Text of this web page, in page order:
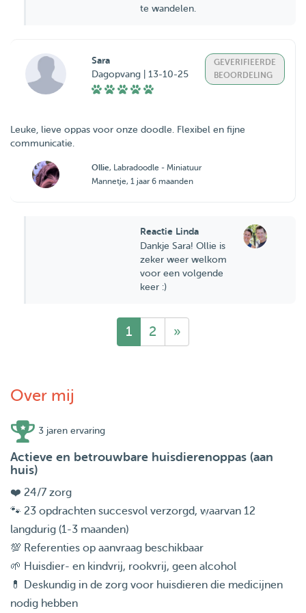
te wandelen.
Sara
Dagopvang | 13-10-25
GEVERIFIEERDE
BEOORDELING
Leuke, lieve oppas voor onze doodle. Flexibel en fijne
communicatie.
Ollie, Labradoodle - Miniatuur
Mannetje, 1 jaar 6 maanden
Reactie Linda
Dankje Sara! Ollie is
zeker weer welkom
voor een volgende
keer :)
1 2 »
Over mij
3 jaren ervaring
Actieve en betrouwbare huisdierenoppas (aan
huis)
❤️ 24/7 zorg
🐾 23 opdrachten succesvol verzorgd, waarvan 12
langdurig (1-3 maanden)
💯 Referenties op aanvraag beschikbaar
🌱 Huisdier- en kindvrij, rookvrij, geen alcohol
💊 Deskundig in de zorg voor huisdieren die medicijnen
nodig hebben